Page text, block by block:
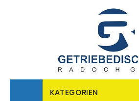
KATEGORIEN